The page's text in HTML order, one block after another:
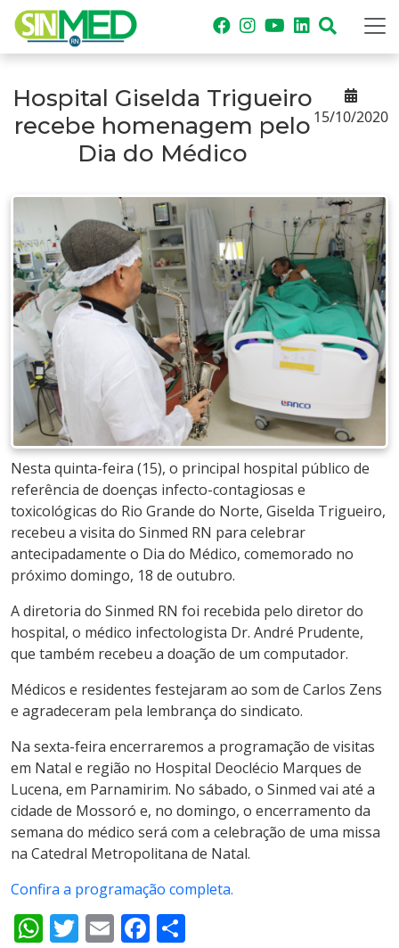
Hospital Giselda Trigueiro
recebe homenagem pelo
Dia do Médico
15/10/2020
Nesta quinta-feira (15), o principal hospital público de
referência de doenças infecto-contagiosas e
toxicológicas do Rio Grande do Norte, Giselda Trigueiro,
recebeu a visita do Sinmed RN para celebrar
antecipadamente o Dia do Médico, comemorado no
próximo domingo, 18 de outubro.
A diretoria do Sinmed RN foi recebida pelo diretor do
hospital, o médico infectologista Dr. André Prudente,
que também recebeu a doação de um computador.
Médicos e residentes festejaram ao som de Carlos Zens
e agradeceram pela lembrança do sindicato.
Na sexta-feira encerraremos a programação de visitas
em Natal e região no Hospital Deoclécio Marques de
Lucena, em Parnamirim. No sábado, o Sinmed vai até a
cidade de Mossoró e, no domingo, o encerramento da
semana do médico será com a celebração de uma missa
na Catedral Metropolitana de Natal.
Confira a programação completa.
WhatsApp
Twitter
EmailFacebook